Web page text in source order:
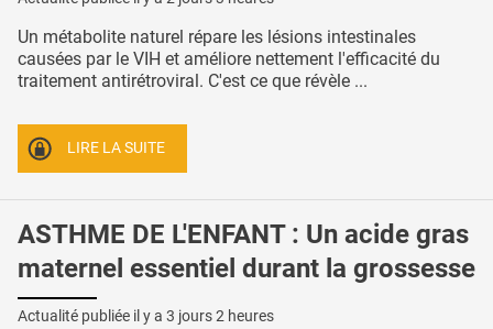
Un métabolite naturel répare les lésions intestinales
causées par le VIH et améliore nettement l'efficacité du
traitement antirétroviral. C'est ce que révèle ...
LIRE LA SUITE
ASTHME DE L'ENFANT : Un acide gras
maternel essentiel durant la grossesse
Actualité publiée il y a 3 jours 2 heures